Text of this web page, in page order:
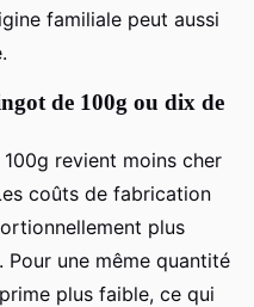
familiale peut aussi
de 100g ou dix de
revient moins cher
coûts de fabrication
plus
une même quantité
plus faible, ce qui